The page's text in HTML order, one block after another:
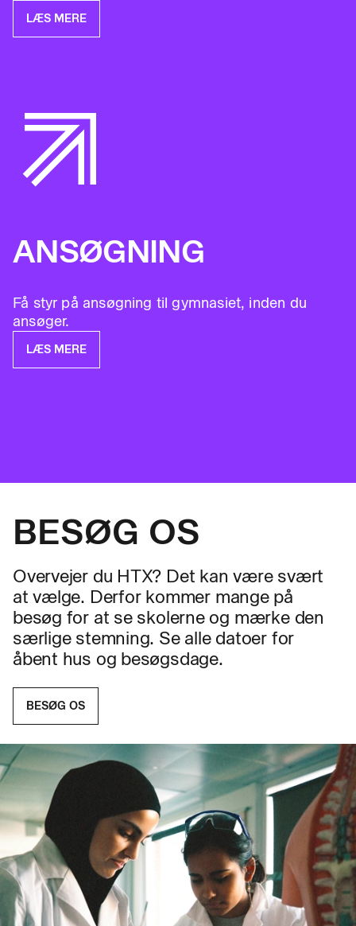
LÆS MERE
ANSØGNING
Få styr på ansøgning til gymnasiet, inden du
ansøger.
LÆS MERE
BESØG OS
Overvejer du HTX? Det kan være svært
at vælge. Derfor kommer mange på
besøg for at se skolerne og mærke den
særlige stemning. Se alle datoer for
åbent hus og besøgsdage.
BESØG OS